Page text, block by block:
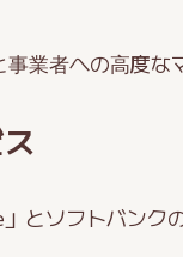
業者への高度な
とソフトバンク